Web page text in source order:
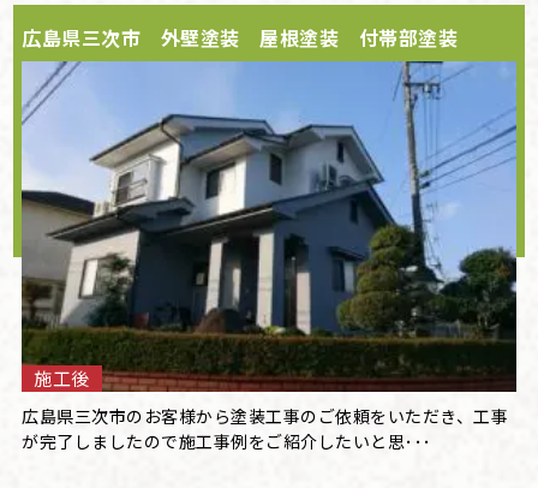
広島県三次市 外壁塗装 屋根塗装 付帯部塗装
施工後
広島県三次市のお客様から塗装工事のご依頼をいただき、工事
が完了しましたので施工事例をご紹介したいと思･･･